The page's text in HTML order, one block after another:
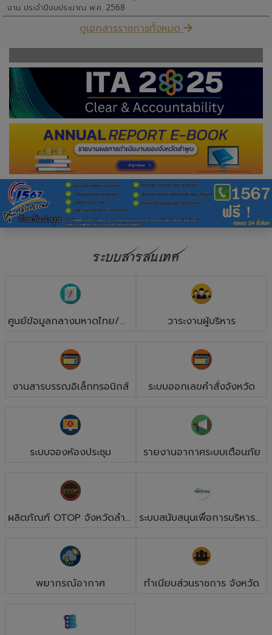
ดูเอกสารราชการทั้งหมด
วาระงานผู้บริหาร
งานสารบรรณอิเล็กทรอนิกส์ ระบบออกเลขคำสั่งจังหวัด
ระบบจองห้องประชุม รายงานอากาศระบบเตือนภัย
พยากรณ์อากาศ ทำเนียบส่วนราชการ จังหวัด